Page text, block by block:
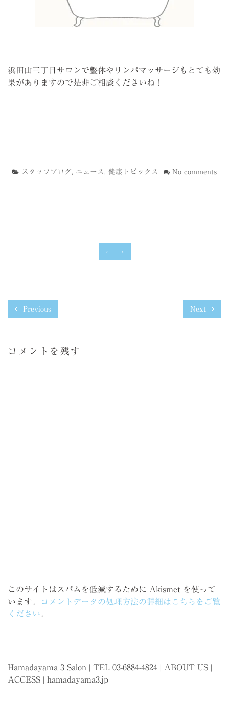
浜田山三丁目サロンで整体やリンパマッサージもとても効
果がありますので是非ご相談くださいね！
スタッフブログ, ニュース , 健康トピックス No comments
‹ ›
Previous Next
コメントを残す
このサイトはスパムを低減するために Akismet を使って
います。
コメントデータの処理方法の詳細はこちらをご覧
ください。
Hamadayama 3 Salon | TEL 03-6884-4824 | ABOUT US |
ACCESS | hamadayama3.jp